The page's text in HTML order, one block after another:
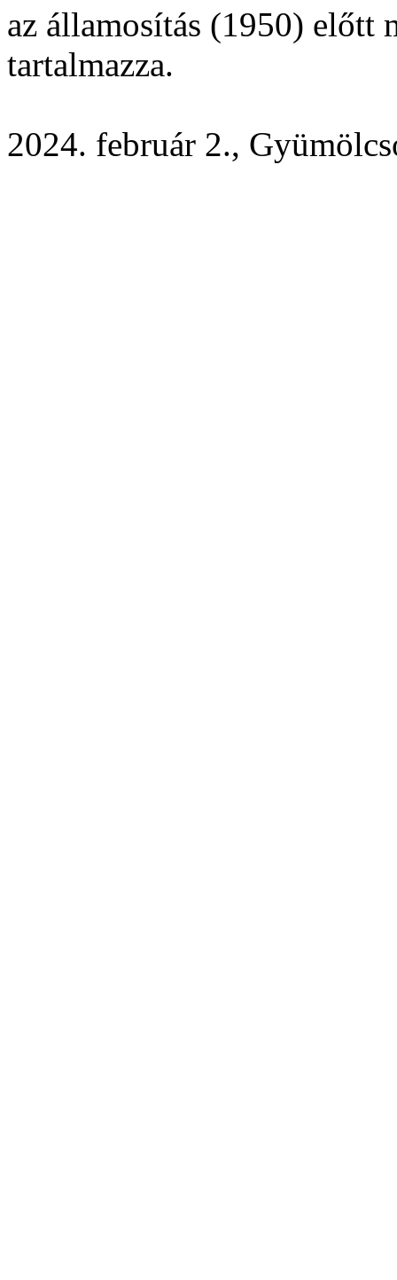
az államosítás (1950) előtt
tartalmazza.
2024. február 2.,